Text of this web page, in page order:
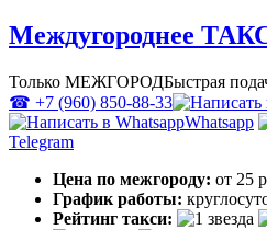
Междугороднее
Только МЕЖГОРОДБыстрая
☎ +7 (960) 850-88-33
Whatsapp
Telegram
Цена по межгороду: от 25
График работы:
Рейтинг такси: